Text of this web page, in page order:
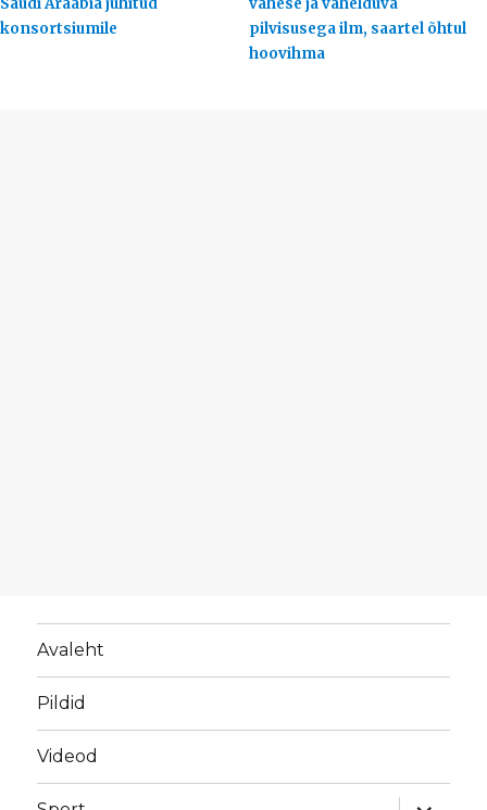
konsortsiumile
pilvisusega ilm, saartel õhtul
hoovihma
Avaleht
Pildid
Videod
laienda